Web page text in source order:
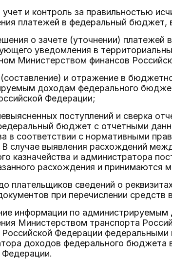
учет и контроль за правильностью
платежей в федеральный бюджет,
о зачете (уточнении)
уведомления в
Министерством финансов
(составление) и отражение в
доходам федерального
Федерации;
поступлений и сверка
бюджет с отчетными
в соответствии с нормативными
случае выявления расхождений
казначейства и администратора
расхождения и принимаются
плательщиков сведений о
при перечислении
информации по
Министерством транспорта
Российской Федерации
доходов федерального бюджета
Федерации.